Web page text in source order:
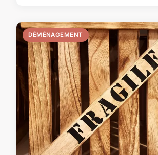
DÉMÉNAGEMENT